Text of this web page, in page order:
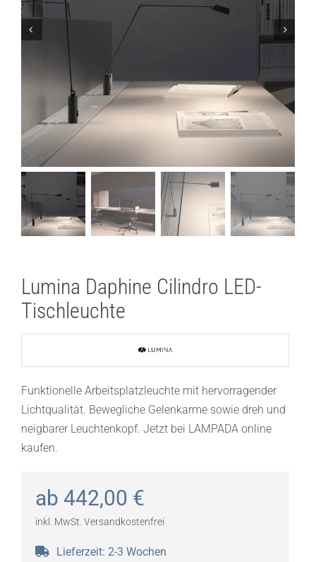
Lichtplanung
Referenzen
Ratgeber
Sale
Lumina Daphine Cilindro LED-
Tischleuchte
Funktionelle Arbeitsplatzleuchte mit hervorragender
Lichtqualität. Bewegliche Gelenkarme sowie dreh und
neigbarer Leuchtenkopf. Jetzt bei LAMPADA online
kaufen.
ab 442,00 €
inkl. MwSt. Versandkostenfrei
Lieferzeit: 2-3 Wochen